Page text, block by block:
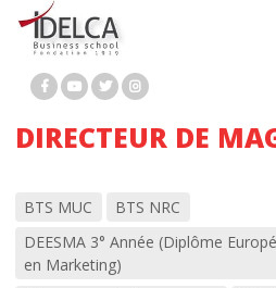
Passer
contenu
DIRECTEUR DE
BTS MUC
BTS NRC
DEESMA 3° Année (Diplôme
en Marketing)
BTS MCO
BTS NDRC
BACHELOR RH
Bachelor immobilier